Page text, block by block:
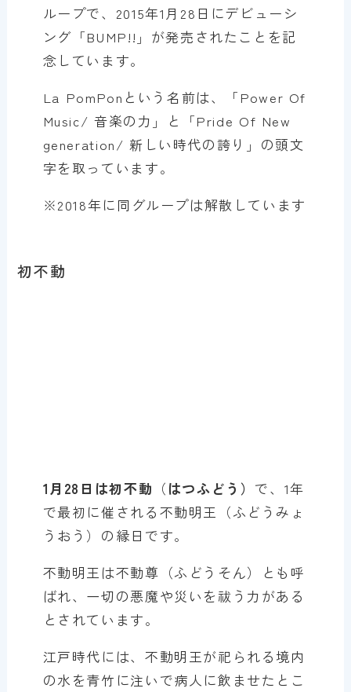
ループで、2015年1月28日にデビューシ
ング「BUMP!!」が発売されたことを記
念しています。
La PomPonという名前は、「Power Of
Music/ 音楽の力」と「Pride Of New
generation/ 新しい時代の誇り」の頭文
字を取っています。
※2018年に同グループは解散しています
初不動
1月28日は初不動 （ はつふどう） で、1年
で最初に催される不動明王（ふどうみょ
うおう）の縁日です。
不動明王は不動尊（ふどうそん）とも呼
ばれ、一切の悪魔や災いを祓う力がある
とされています。
江戸時代には、不動明王が祀られる境内
の水を青竹に注いで病人に飲ませたとこ